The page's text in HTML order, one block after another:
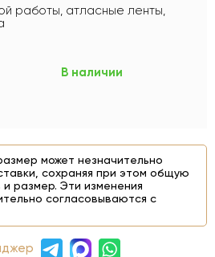
работы, атласные ленты,
В наличии
может незначительно
сохраняя при этом общую
размер. Эти изменения
согласовываются с